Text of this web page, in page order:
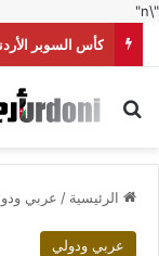
"\n"
بحث عن
الرئيسية / عربي
عربي ودولي